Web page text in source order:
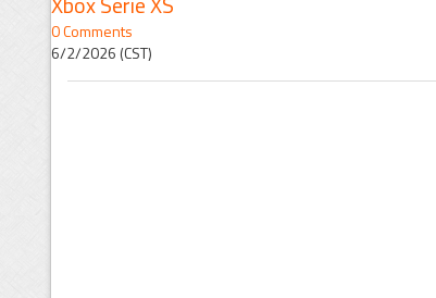
0 Comments
6/2/2026 (CST)